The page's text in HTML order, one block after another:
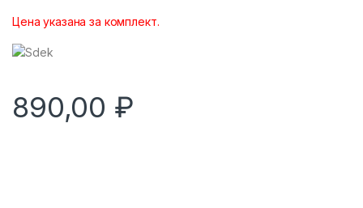
Цена указана за комплект.
890,00 ₽